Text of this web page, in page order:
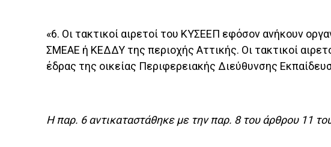
«6. Οι τακτικοί αιρετοί του ΚΥΣΕΕΠ εφόσον ανήκουν
ΣΜΕΑΕ ή ΚΕΔΔΥ της περιοχής Αττικής. Οι τακτικοί
έδρας της οικείας Περιφερειακής Διεύθυνσης
Η παρ. 6 αντικαταστάθηκε με την παρ. 8 του άρθρου 11